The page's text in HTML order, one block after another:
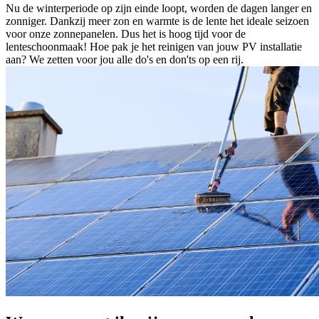
Nu de winterperiode op zijn einde loopt, worden de dagen langer en
zonniger. Dankzij meer zon en warmte is de lente het ideale seizoen
voor onze zonnepanelen. Dus het is hoog tijd voor de
lenteschoonmaak! Hoe pak je het reinigen van jouw PV installatie
aan? We zetten voor jou alle do's en don'ts op een rij.